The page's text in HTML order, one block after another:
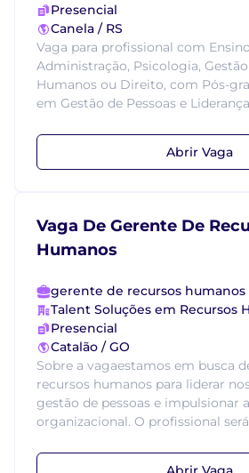
Presencial
Canela / RS
Vaga para profissional com
Administração, Psicologia,
Humanos ou Direito, com Pós-
em Gestão de Pessoas e
Abrir Vaga
Vaga De Gerente De
Humanos
gerente de recursos humanos
Talent Soluções em Recursos
Presencial
Catalão / GO
Sobre a vagaestamos em busca
recursos humanos para liderar
gestão de pessoas e impulsionar
organizacional. O profissional será